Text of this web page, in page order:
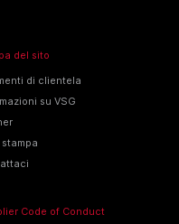
del sito
di clientela
su VSG
Code of Conduct